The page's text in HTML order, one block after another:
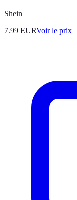
Shein
7.99 EURVoir le prix